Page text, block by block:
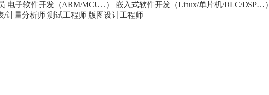
电子软件开发（ARM/MCU...） 嵌入式软件开发（Linux/单片机/DLC/DSP…）
/计量分析师 测试工程师 版图设计工程师